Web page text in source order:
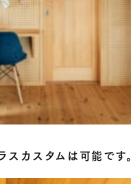
カスタムは可能です。